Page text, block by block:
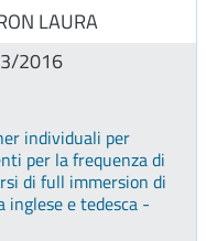
LAURA
2016
individuali per
per la frequenza di
di full immersion di
inglese e tedesca -